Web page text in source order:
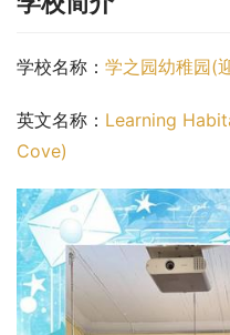
学校名称： 学之园幼稚园(
英文名称： Learning
Cove)